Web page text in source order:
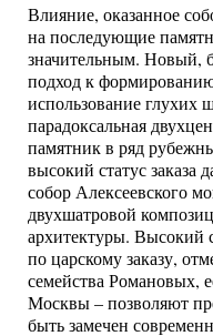
Влияние, оказанное
на последующие
значительным. Новый,
подход к
использование глухих
парадоксальная
памятник в ряд
высокий статус заказа
собор Алексеевского
двухшатровой
архитектуры. Высокий
по царскому заказу,
семейства Романовых,
Москвы – позволяют
быть замечен